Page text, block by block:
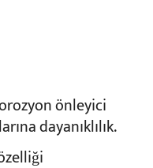
önleyici
dayanıklılık.